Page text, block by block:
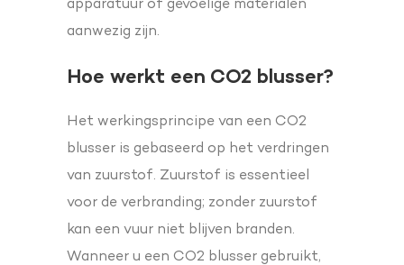
aanwezig zijn.
Hoe werkt een CO2 blusser?
Het werkingsprincipe van een CO2
blusser is gebaseerd op het verdringen
van zuurstof. Zuurstof is essentieel
voor de verbranding; zonder zuurstof
kan een vuur niet blijven branden.
Wanneer u een CO2 blusser gebruikt,